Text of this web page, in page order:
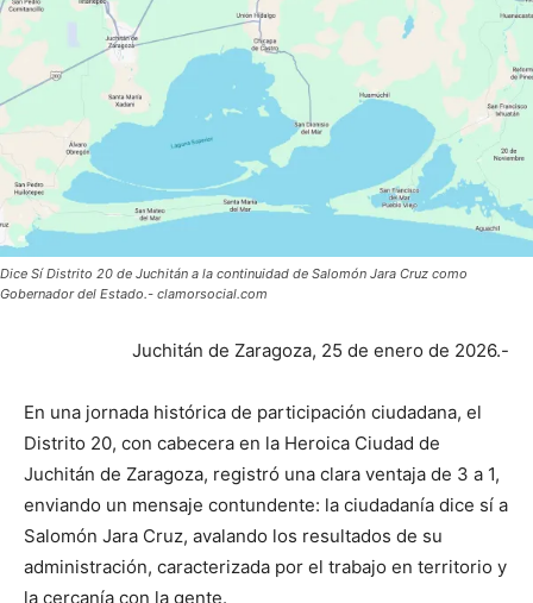
Dice Sí Distrito 20 de Juchitán a la continuidad de Salomón Jara Cruz como
Gobernador del Estado.- clamorsocial.com
Juchitán de Zaragoza, 25 de enero de 2026.-
En una jornada histórica de participación ciudadana, el
Distrito 20, con cabecera en la Heroica Ciudad de
Juchitán de Zaragoza, registró una clara ventaja de 3 a 1,
enviando un mensaje contundente: la ciudadanía dice sí a
Salomón Jara Cruz, avalando los resultados de su
administración, caracterizada por el trabajo en territorio y
la cercanía con la gente.